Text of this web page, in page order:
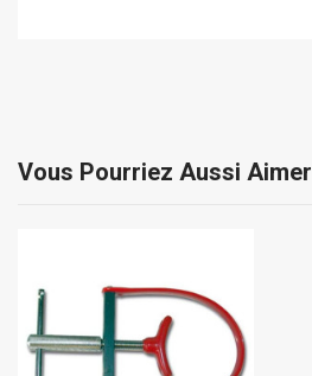
Vous Pourriez Aussi Aimer